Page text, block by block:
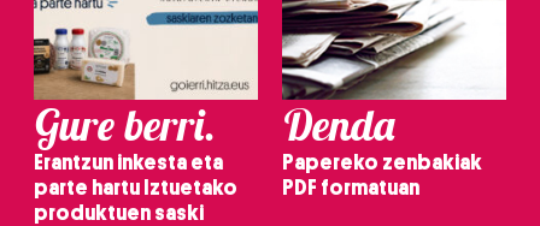
Gure berri.
Erantzun inkesta eta
parte hartu Iztuetako
produktuen saski
Denda
Papereko zenbakiak
PDF formatuan